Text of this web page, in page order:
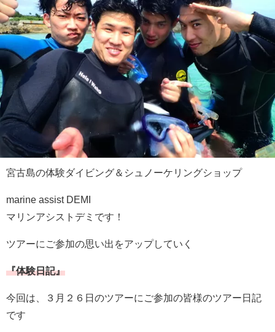
宮古島の体験ダイビング＆シュノーケリングショップ
marine assist DEMI
マリンアシストデミです！
ツアーにご参加の思い出をアップしていく
『体験日記』
今回は、３月２６日のツアーにご参加の皆様のツアー日記
です